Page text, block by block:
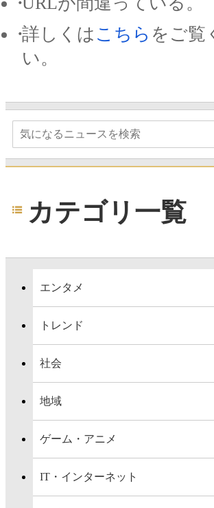
詳しくは こちら をご覧
い。
カテゴリ一覧
エンタメ
トレンド
社会
地域
ゲーム・アニメ
IT・インターネット